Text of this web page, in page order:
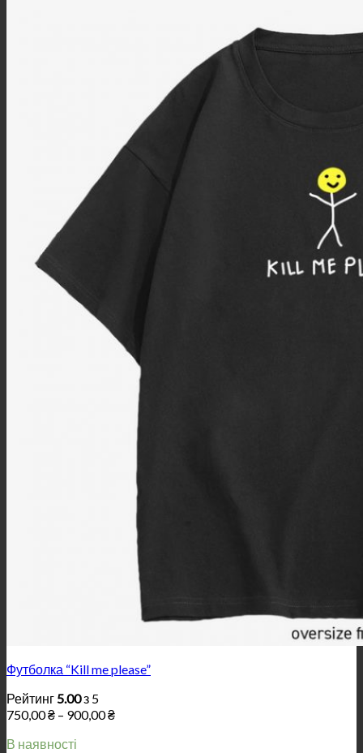
Футболка “Kill me please”
Рейтинг5.00з 5
750,00₴ – 900,00₴Price
В наявності